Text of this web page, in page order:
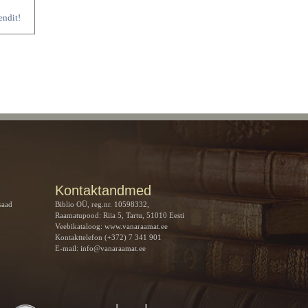
Kontaktandmed
Biblio OÜ, reg.nr. 10598332,
Raamatupood: Riia 5, Tartu, 51010 Eesti
Veebikataloog: www.vanaraamat.ee
Kontakttelefon (+372) 7 341 901
E-mail: info@vanaraamat.ee